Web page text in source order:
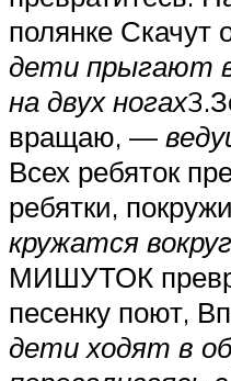
полянке Скачут
дети прыгают в
на двух ногах
вращаю, —
Всех ребяток
ребятки,
кружатся
МИШУТОК
песенку поют,
дети ходят в